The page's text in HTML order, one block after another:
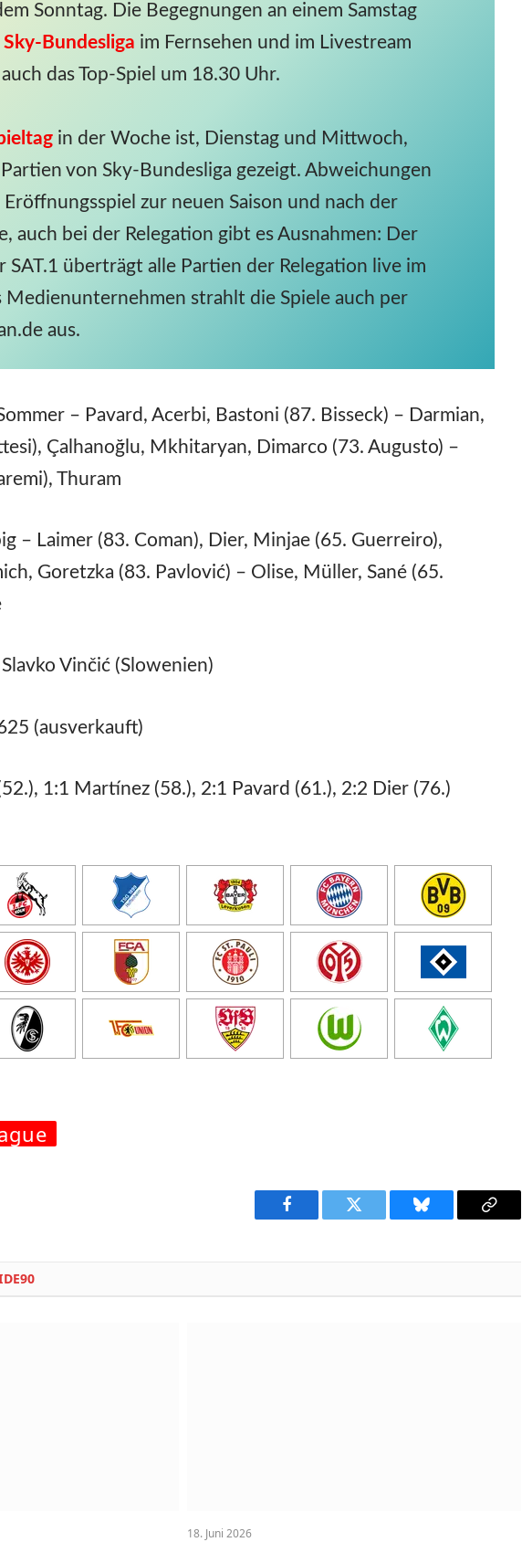
Sonntag. Die Begegnungen an einem Samstag
Sky-Bundesliga im Fernsehen und im Livestream
das Top-Spiel um 18.30 Uhr.
in der Woche ist, Dienstag und Mittwoch,
von Sky-Bundesliga gezeigt. Abweichungen
zur neuen Saison und nach der
auch bei der Relegation gibt es Ausnahmen: Der
SAT.1 überträgt alle Partien der Relegation live im
Medienunternehmen strahlt die Spiele auch per
aus.
– Pavard, Acerbi, Bastoni (87. Bisseck) – Darmian,
Çalhanoğlu, Mkhitaryan, Dimarco (73. Augusto) –
Thuram
– Laimer (83. Coman), Dier, Minjae (65. Guerreiro),
Goretzka (83. Pavlović) – Olise, Müller, Sané (65.
Slavko Vinčić (Slowenien)
(ausverkauft)
1:1 Martínez (58.), 2:1 Pavard (61.), 2:2 Dier (76.)
Facebook Twitter Bluesky
Copy
18. Juni 2026